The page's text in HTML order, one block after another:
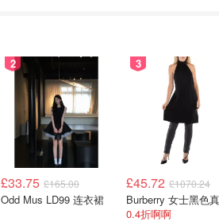
2
£33.75 £165.00
Odd Mus LD99 连衣裙
3
£45.72 £1070.24
0.4折啊啊